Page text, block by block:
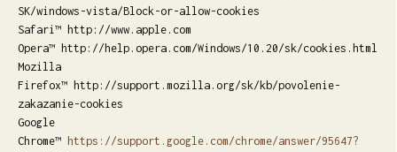
SK/windows-vista/Block-or-allow-cookies
Safari™ http://www.apple.com
Opera™ http://help.opera.com/Windows/10.20/sk/cookies.html
Mozilla
Firefox™ http://support.mozilla.org/sk/kb/povolenie-
zakazanie-cookies
Google
Chrome™ https://support.google.com/chrome/answer/95647?